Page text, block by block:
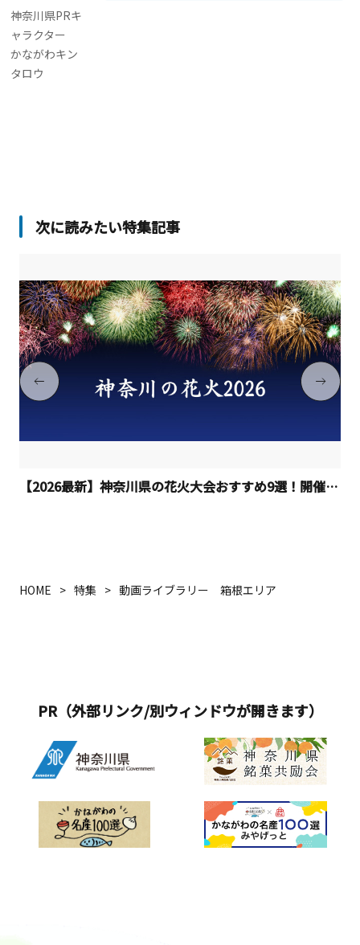
神奈川県PRキ
ャラクター
かながわキン
タロウ
次に読みたい特集記事
【2026最新】神奈川県の花火大会おすすめ9選！開催日程
HOME 特集 動画ライブラリー 箱根エリア
PR（外部リンク/別ウィンドウが開きます）